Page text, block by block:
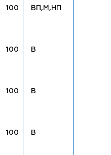
100 ВП,М,НП
100 В
100 В
100 В